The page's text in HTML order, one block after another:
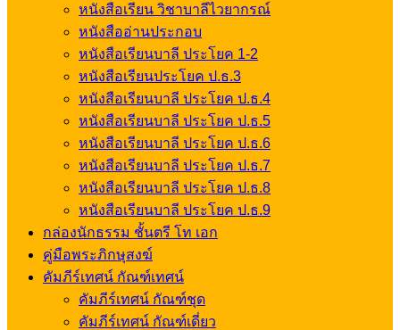
หนังสือเรียน วิชาบาลีไวยากรณ์
หนังสืออ่านประกอบ
หนังสือเรียนบาลี ประโยค 1-2
หนังสือเรียนประโยค ป.ธ.3
หนังสือเรียนบาลี ประโยค ป.ธ.4
หนังสือเรียนบาลี ประโยค ป.ธ.5
หนังสือเรียนบาลี ประโยค ป.ธ.6
หนังสือเรียนบาลี ประโยค ป.ธ.7
หนังสือเรียนบาลี ประโยค ป.ธ.8
หนังสือเรียนบาลี ประโยค ป.ธ.9
กล่องนักธรรม ชั้นตรี โท เอก
คู่มือพระภิกษุสงฆ์
คัมภีร์เทศน์ กัณฑ์เทศน์
คัมภีร์เทศน์ กัณฑ์ชุด
คัมภีร์เทศน์ กัณฑ์เดี่ยว